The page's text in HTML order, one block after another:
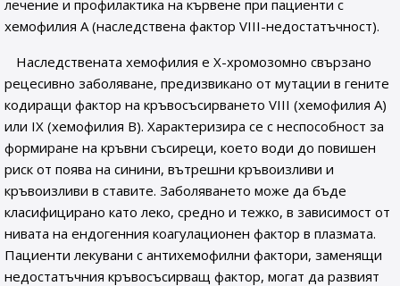
лечение и профилактика на кървене при пациенти с
хемофилия А (наследствена фактор VIII-недостатъчност).
Наследствената хемофилия е Х-хромозомно свързано
рецесивно заболяване, предизвикано от мутации в гените
кодиращи фактор на кръвосъсирването VIII (хемофилия А)
или IX (хемофилия В). Характеризира се с неспособност за
формиране на кръвни съсиреци, което води до повишен
риск от поява на синини, вътрешни кръвоизливи и
кръвоизливи в ставите. Заболяването може да бъде
класифицирано като леко, средно и тежко, в зависимост от
нивата на ендогенния коагулационен фактор в плазмата.
Пациенти лекувани с антихемофилни фактори, заменящи
недостатъчния кръвосъсирващ фактор, могат да развият